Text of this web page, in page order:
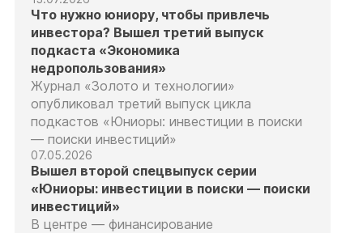
Что нужно юниору, чтобы привлечь
инвестора? Вышел третий выпуск
подкаста «Экономика
недропользования»
Журнал «Золото и технологии»
опубликовал третий выпуск цикла
подкастов «Юниоры: инвестиции в поиски
— поиски инвестиций»
07.05.2026
Вышел второй спецвыпуск серии
«Юниоры: инвестиции в поиски — поиски
инвестиций»
В центре — финансирование